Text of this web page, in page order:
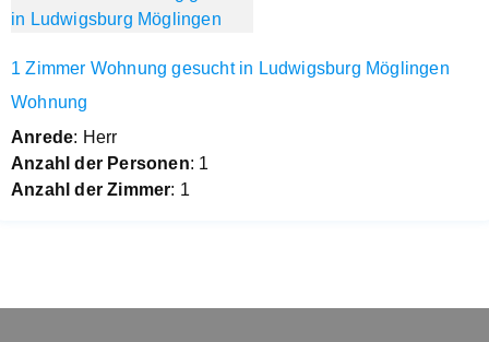
1 Zimmer Wohnung gesucht in Ludwigsburg Möglingen
Wohnung
Anrede: Herr
Anzahl der Personen: 1
Anzahl der Zimmer: 1